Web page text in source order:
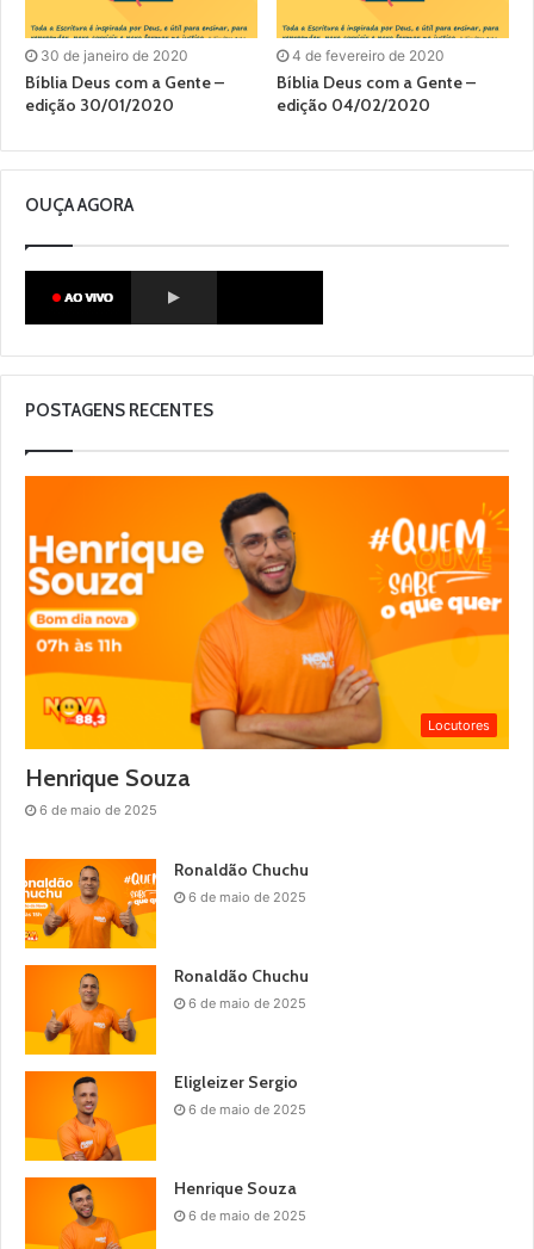
30 de janeiro de 2020
Bíblia Deus com a Gente –
edição 30/01/2020
4 de fevereiro de 2020
Bíblia Deus com a Gente –
edição 04/02/2020
OUÇA AGORA
POSTAGENS RECENTES
Locutores
Henrique Souza
6 de maio de 2025
Ronaldão Chuchu
6 de maio de 2025
Ronaldão Chuchu
6 de maio de 2025
Eligleizer Sergio
6 de maio de 2025
Henrique Souza
6 de maio de 2025